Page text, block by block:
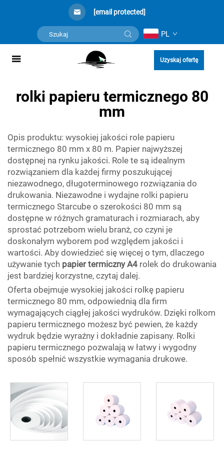
[email protected]
PL
Uzyskaj ofertę
rolki papieru termicznego 80
mm
Opis produktu: wysokiej jakości role papieru
termicznego 80 mm x 80 m. Papier najwyższej
dostępnej na rynku jakości. Role te są idealnym
rozwiązaniem dla każdej firmy poszukującej
niezawodnego, długoterminowego rozwiązania do
drukowania. Niezawodne i wydajne rolki papieru
termicznego Starcube o szerokości 80 mm są
dostępne w różnych gramaturach i rozmiarach, aby
sprostać potrzebom wielu branż, co czyni je
doskonałym wyborem pod względem jakości i
wartości. Aby dowiedzieć się więcej o tym, dlaczego
używanie tych papier termiczny A4 rolek do drukowania
jest bardziej korzystne, czytaj dalej.
Oferta obejmuje wysokiej jakości rolkę papieru
termicznego 80 mm, odpowiednią dla firm
wymagających ciągłej jakości wydruków. Dzięki rolkom
papieru termicznego możesz być pewien, że każdy
wydruk będzie wyraźny i dokładnie zapisany. Rolki
papieru termicznego pozwalają w łatwy i wygodny
sposób spełnić wszystkie wymagania drukowe.